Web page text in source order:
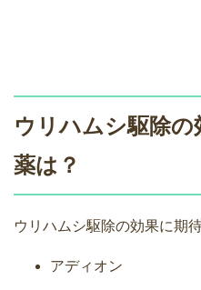
ウリハムシ駆除
薬は？
ウリハムシ駆除の効果に期
アディオン